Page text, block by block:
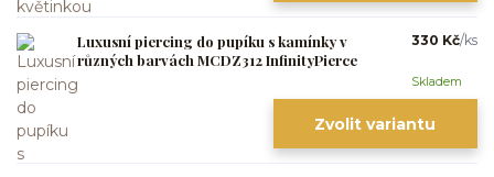
Luxusní piercing do pupíku s kamínky v
různých barvách MCDZ312 InfinityPierce
330 Kč/ks
Skladem
Zvolit variantu